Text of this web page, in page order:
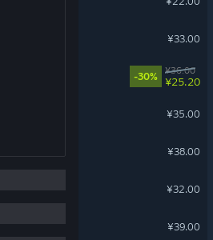
¥33.00
-30%
¥36.00
¥25.20
¥35.00
¥38.00
¥32.00
¥39.00